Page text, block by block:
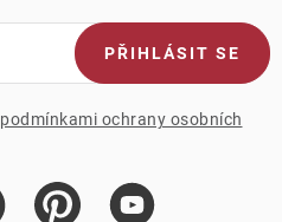
podmínkami ochrany osobních
PŘIHLÁSIT SE